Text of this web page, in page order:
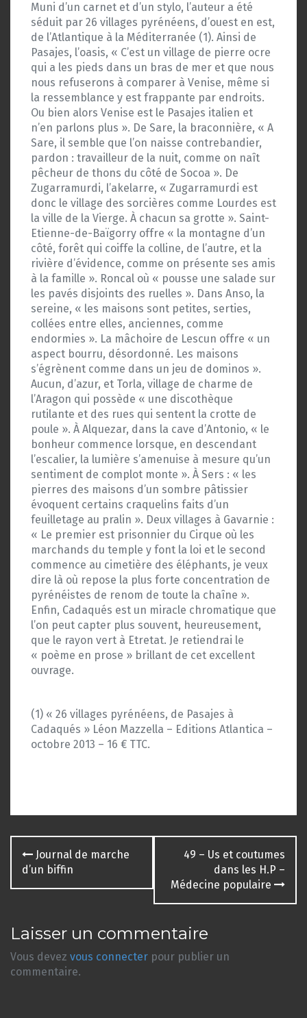
Muni d’un carnet et d’un stylo, l’auteur a été
séduit par 26 villages pyrénéens, d’ouest en est,
de l’Atlantique à la Méditerranée (1). Ainsi de
Pasajes, l’oasis, « C’est un village de pierre ocre
qui a les pieds dans un bras de mer et que nous
nous refuserons à comparer à Venise, même si
la ressemblance y est frappante par endroits.
Ou bien alors Venise est le Pasajes italien et
n’en parlons plus ». De Sare, la braconnière, « A
Sare, il semble que l’on naisse contrebandier,
pardon : travailleur de la nuit, comme on naît
pêcheur de thons du côté de Socoa ». De
Zugarramurdi, l’akelarre, « Zugarramurdi est
donc le village des sorcières comme Lourdes est
la ville de la Vierge. À chacun sa grotte ». Saint-
Etienne-de-Baïgorry offre « la montagne d’un
côté, forêt qui coiffe la colline, de l’autre, et la
rivière d’évidence, comme on présente ses amis
à la famille ». Roncal où « pousse une salade sur
les pavés disjoints des ruelles ». Dans Anso, la
sereine, « les maisons sont petites, serties,
collées entre elles, anciennes, comme
endormies ». La mâchoire de Lescun offre « un
aspect bourru, désordonné. Les maisons
s’égrènent comme dans un jeu de dominos ».
Aucun, d’azur, et Torla, village de charme de
l’Aragon qui possède « une discothèque
rutilante et des rues qui sentent la crotte de
poule ». À Alquezar, dans la cave d’Antonio, « le
bonheur commence lorsque, en descendant
l’escalier, la lumière s’amenuise à mesure qu’un
sentiment de complot monte ». À Sers : « les
pierres des maisons d’un sombre pâtissier
évoquent certains craquelins faits d’un
feuilletage au pralin ». Deux villages à Gavarnie :
« Le premier est prisonnier du Cirque où les
marchands du temple y font la loi et le second
commence au cimetière des éléphants, je veux
dire là où repose la plus forte concentration de
pyrénéistes de renom de toute la chaîne ».
Enfin, Cadaqués est un miracle chromatique que
l’on peut capter plus souvent, heureusement,
que le rayon vert à Etretat. Je retiendrai le
« poème en prose » brillant de cet excellent
ouvrage.
(1) « 26 villages pyrénéens, de Pasajes à
Cadaqués » Léon Mazzella – Editions Atlantica –
octobre 2013 – 16 € TTC.
Navigation
des
articles
Journal de marche
d’un biffin
49 – Us et coutumes
dans les H.P –
Médecine populaire
Laisser un commentaire
Vous devez vous connecter pour publier un
commentaire.